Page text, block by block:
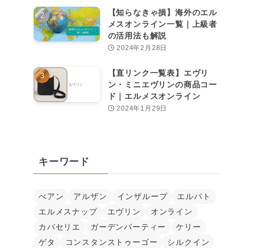
【知らなきゃ損】海外のエル
メスオンライン一覧｜上級者
の活用法も解説
2024年2月28日
【直リンク一覧表】エヴリ
ン・ミニエヴリンの商品コー
ド｜エルメスオンライン
2024年1月29日
キーワード
べアン アルザン インザループ
エルパト
エルメスナップ
エヴリン
オンライン
カバセリエ
ガーデンパーティー
ケリー
ゲタ
コンスタンストゥーゴー
シルクイン